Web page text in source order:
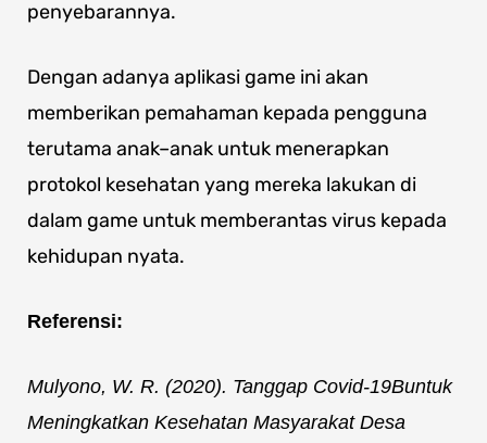
penyebarannya.
Dengan adanya aplikasi game ini akan
memberikan pemahaman kepada pengguna
terutama anak–anak untuk menerapkan
protokol kesehatan yang mereka lakukan di
dalam game untuk memberantas virus kepada
kehidupan nyata.
Referensi:
Mulyono, W. R. (2020). Tanggap Covid-19Buntuk
Meningkatkan Kesehatan Masyarakat Desa